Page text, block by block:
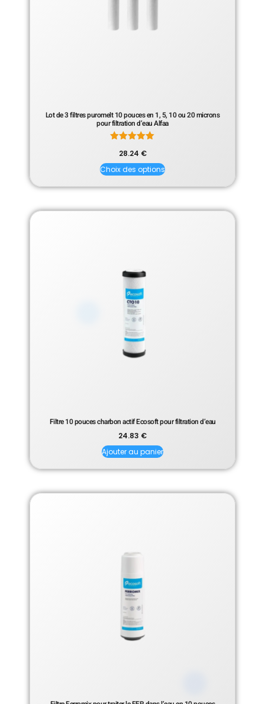
Lot de 3 filtres puromelt 10 pouces en 1, 5, 10 ou 20 microns
pour filtration d’eau Alfaa
5.00
sur 5
28.24 €
Choix des options
Filtre 10 pouces charbon actif Ecosoft pour filtration d’eau
24.83 €
Ajouter au panier